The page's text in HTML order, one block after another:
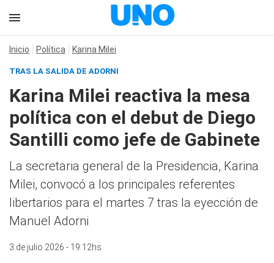
Inicio Política Karina Milei
TRAS LA SALIDA DE ADORNI
Karina Milei reactiva la mesa
política con el debut de Diego
Santilli como jefe de Gabinete
La secretaria general de la Presidencia, Karina
Milei, convocó a los principales referentes
libertarios para el martes 7 tras la eyección de
Manuel Adorni
3 de julio 2026 - 19:12hs